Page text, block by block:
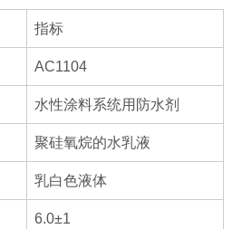
指标
AC1104
水性涂料系统用防水剂
聚硅氧烷的水乳液
乳白色液体
6.0±1